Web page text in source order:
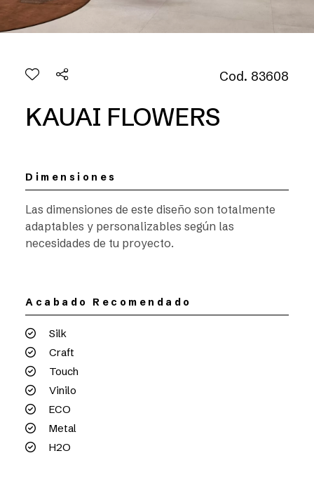
Cod. 83608
KAUAI FLOWERS
Dimensiones
Las dimensiones de este diseño son totalmente
adaptables y personalizables según las
necesidades de tu proyecto.
Acabado Recomendado
Silk
Craft
Touch
Vinilo
ECO
Metal
H2O